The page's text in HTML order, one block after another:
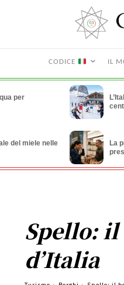
CODICE IL
per
del miele nelle
La
Spello:
d’Italia